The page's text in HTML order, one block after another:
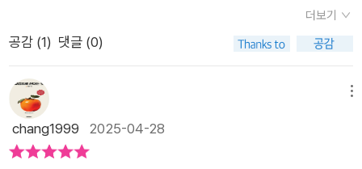
검정고양이 빛과의 만남은 전환점이 됩니다. 빛과 달의 관계는 서
로 다르면서도 조화를 이루며, 서로의 결핍을 채워주는 우정을 통
해 두 캐릭터는 성장합니다. '달빛'이라는 조합처럼 둘의 유대감
은 깊이 있게 그려지며, 이는 어린 독자들이 친구와의 관계에서
느낄 수 있는 따뜻함과 의미를 되새기게 만듭니다.작품의 중요한
요소 중 하나는 달과 검정고양이 ‘빛’의 우정입니다. 빛은 야생에
#소리샘동화책방 #들개왕 #곽영미글 #해랑그림 #책읽는곰 #정
체성 #고학년동화 #고학년동화추천 #고학년추천동화 #동화 #
하지 않았고 위기도 여러 번 찾아 오지만 길동무였던 '빛'의 도움
을 받고 의지하며 여정을 이어간다.아름다운 삽화와 동물의 우정
다. 달이는 들개왕을 만났을지, 들개왕이 들려주는 노랫소리는 어
땠을지 달이의 여정을 응원한다.
더보기
공감 (1) 댓글 (0)
chang1999 2025-04-28